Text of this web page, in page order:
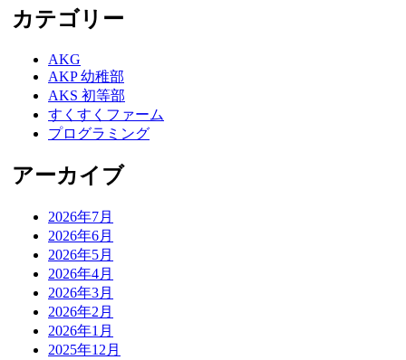
カテゴリー
AKG
AKP 幼稚部
AKS 初等部
すくすくファーム
プログラミング
アーカイブ
2026年7月
2026年6月
2026年5月
2026年4月
2026年3月
2026年2月
2026年1月
2025年12月